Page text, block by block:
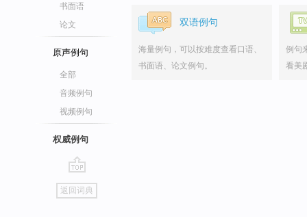
书面语
论文
原声例句
全部
音频例句
视频例句
权威例句
go
top
返回词典
双语例句
海量例句，可以按难度查看口语、
书面语、论文例句。
例句
看美